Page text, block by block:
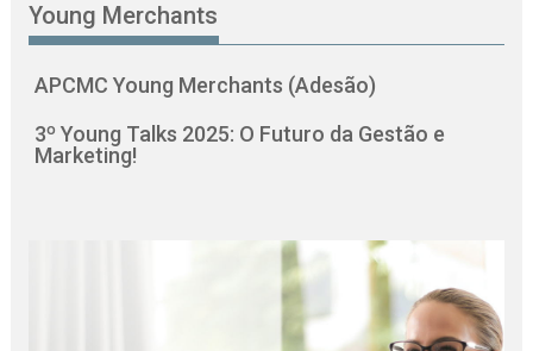
Young Merchants
APCMC Young Merchants (Adesão)
3º Young Talks 2025: O Futuro da Gestão e
Marketing!